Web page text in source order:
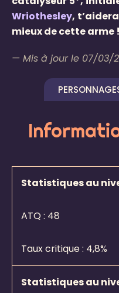
Wriothesley,
mieux de cette arme
— Mis à jour le 07/03/
Statistiques au
ATQ : 48
Taux critique : 4,8%
Statistiques au